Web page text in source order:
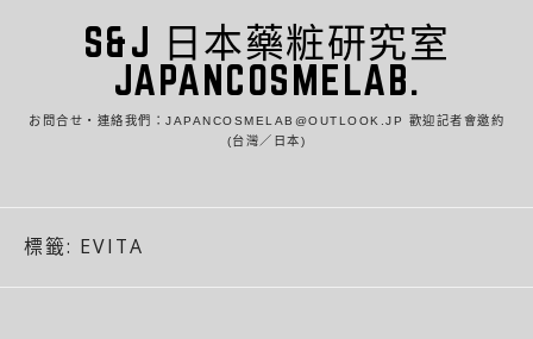
S&J 日本藥粧研究室
JAPANCOSMELAB.
お問合せ・連絡我們：JAPANCOSMELAB@OUTLOOK.JP 歡迎記者會邀約
(台灣／日本)
標籤: EVITA